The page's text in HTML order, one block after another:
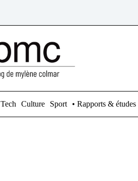
Tech Culture Sport • Rapports & études